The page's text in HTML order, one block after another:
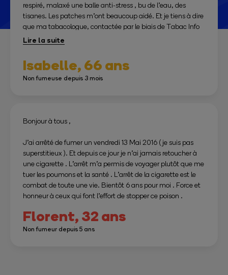
respiré, malaxé une balle anti-stress , bu de l’eau, des
tisanes. Les patches m’ont beaucoup aidé. Et je tiens à dire
que ma tabacologue, contactée par le biais de Tabac Info
Service, m’a accompagnée et soutenue pendant plus de
deux mois. Merci à elle!
Je me sens libérée, il m’arrive d’avoir envie d’une « petite
clope », mais ça n’arrive pas souvent et ça passe vite.
Alors à tous ceux qui tentent de se débarrasser de cette
Isabelle,66 ans
Non fumeuse depuis 3 mois
Bonjour à tous ,
J’ai arrêté de fumer un vendredi 13 Mai 2016 ( je suis pas
superstitieux ). Et depuis ce jour je n’ai jamais retoucher à
une cigarette . L’arrêt m’a permis de voyager plutôt que me
tuer les poumons et la santé . L’arrêt de la cigarette est le
combat de toute une vie. Bientôt 6 ans pour moi . Force et
honneur à ceux qui font l’effort de stopper ce poison .
Florent,32 ans
Non fumeur depuis 5 ans